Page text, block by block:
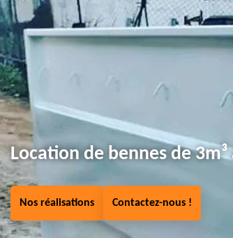
Location de bennes de 3m³
Nos réalisations Contactez-nous !